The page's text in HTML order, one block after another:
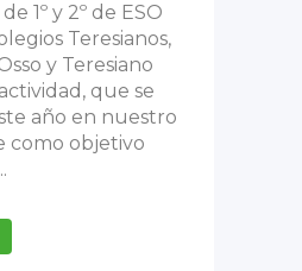
1º y 2º de ESO
Teresianos,
y Teresiano
que se
año en nuestro
como objetivo